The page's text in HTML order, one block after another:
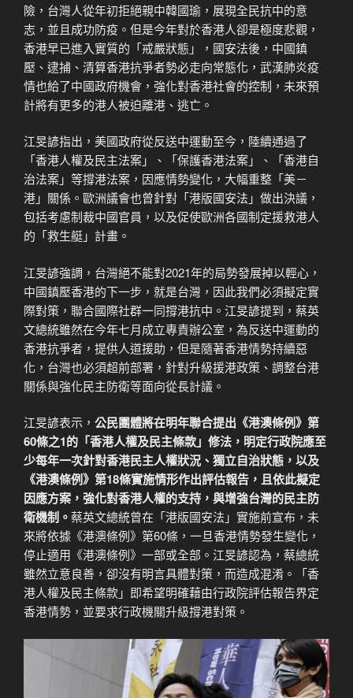
險，台灣人從年初拒絕親中韓國瑜，展現全民抗中的意
志，並且成功防疫。但是今年對於香港人卻是極度悲觀，
香港早已進入實質的「戒嚴狀態」，國安法後，中國鎮
壓、逮捕、清算香港抗爭者勢必走向常態化，武漢肺炎疫
情也給了中國政府機會，強化對香港社會的控制，未來預
計將有更多的港人被迫離港、逃亡。
江旻諺指出，美國政府從反送中運動至今，陸續通過了
「香港人權及民主法案」、「保護香港法案」、「香港自
治法案」等撐港法案，因應情勢變化，大幅重整「美－
港」關係。歐洲議會也曾針對「港版國安法」做出決議，
包括考慮制裁中國官員，以及促使歐洲各國制定援救港人
的「救生艇」計畫。
江旻諺強調，台灣絕不能對2021年的局勢發展掉以輕心，
中國鎮壓香港的下一步，就是台灣，因此我們必須擬定實
際對策，聯合國際社群一同撐港抗中。江旻諺提到，蔡英
文總統雖然在今年七月成立專責辦公室，為反送中運動的
香港抗爭者，提供人道援助，但是隨著香港情勢持續惡
化，台灣也必須超前部署，針對升級援港政策、調整台港
關係與強化民主防衛等面向從長計議。
江旻諺表示， 公民團體將在明年聯合提出《港澳條例》第
60條之1的「香港人權及民主條款」修法，明定行政院應至
少每年一次針對香港民主人權狀況、獨立自治狀態，以及
《港澳條例》第18條實施情形作出評估報告，且依此擬定
因應方案，強化對香港人權的支持，與增強台灣的民主防
衛機制。蔡英文總統曾在「港版國安法」實施前宣布，未
來將依據《港澳條例》第60條，一旦香港情勢發生變化，
停止適用《港澳條例》一部或全部。江旻諺認為，蔡總統
雖然立意良善，卻沒有明言具體對策，而造成混淆。「香
港人權及民主條款」即希望明確藉由行政院評估報告界定
香港情勢，並要求行政機關升級撐港對策。